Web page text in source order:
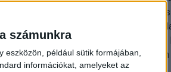
számunkra
eszközön, például sütik formájában,
információkat, amelyeket az
közszolgálati
technológiai
– írja a Broadband
az átlagos nézőszám